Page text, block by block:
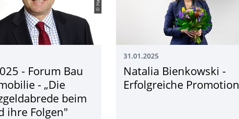
- Forum Bau
- „Die
beim
ihre Folgen"
31.01.2025
Natalia Bienkowski -
Erfolgreiche Promotion